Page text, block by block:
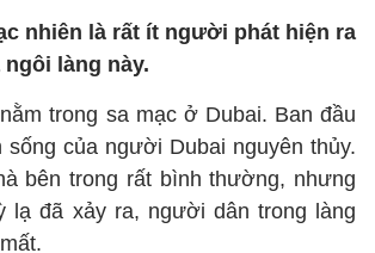
nhiên là rất ít người phát hiện ra
làng này.
trong sa mạc ở Dubai. Ban đầu
của người Dubai nguyên thủy.
bên trong rất bình thường, nhưng
lạ đã xảy ra, người dân trong làng